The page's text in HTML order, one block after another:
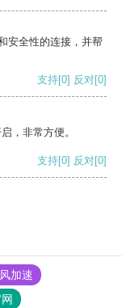
安全性的连接，并帮
支持[0] 反对[0]
，非常方便。
支持[0] 反对[0]
加速